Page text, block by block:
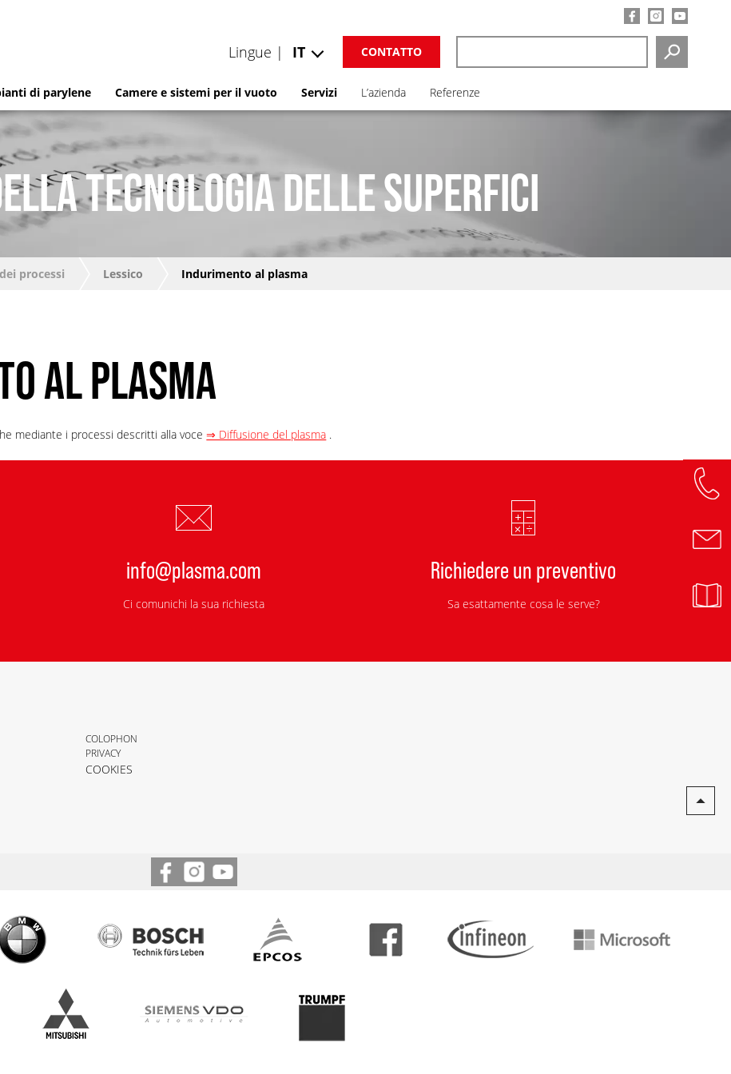
RICERCA
CONTATTO
Lingue | IT
di parylene Camere e sistemi per il vuoto Servizi L’azienda Referenze
TECNOLOGIA DELLE SUPERFICI
processi Lessico Indurimento al plasma
AL PLASMA
mediante i processi descritti alla voce⇒ Diffusione del plasma .
info@plasma.com
Ci comunichi la sua richiesta
Richiedere un preventivo
Sa esattamente cosa le serve?
COLOPHON
PRIVACY
COOKIES